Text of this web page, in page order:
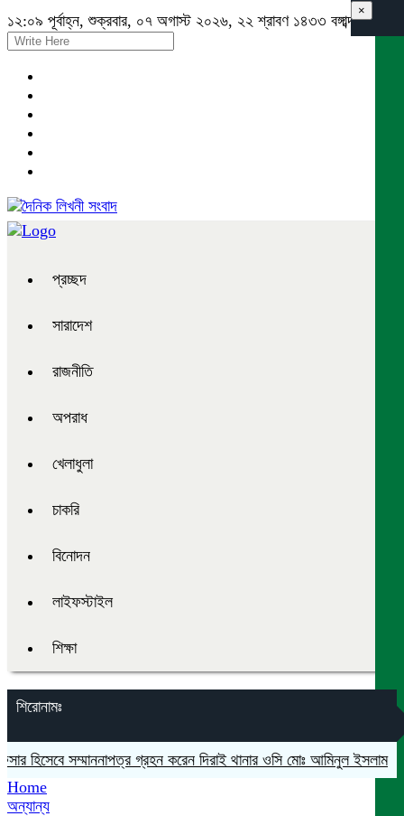
১২:০৯ পূর্বাহ্ন, শুক্রবার, ০৭ অগাস্ট ২০২৬, ২২ শ্রাবণ ১৪৩৩ বঙ্গাব্দ
প্রচ্ছদ
সারাদেশ
রাজনীতি
অপরাধ
খেলাধুলা
চাকরি
বিনোদন
লাইফস্টাইল
শিক্ষা
শিরোনামঃ
হিসেবে সম্মাননাপত্র গ্রহন করেন দিরাই থানার ওসি মোঃ আমিনুল ইসলাম মদনে
×
Home
অন্যান্য